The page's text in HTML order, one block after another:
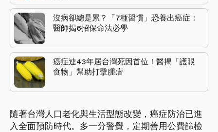
沒病卻總是累？「7種習慣」恐養出癌症：
醫師揭6招保命法必學
癌症連43年居台灣死因首位！醫揭「護眼
食物」幫助打擊腫瘤
隨著台灣人口老化與生活型態改變，癌症防治已進
入全面預防時代。多一分警覺，定期善用公費篩檢